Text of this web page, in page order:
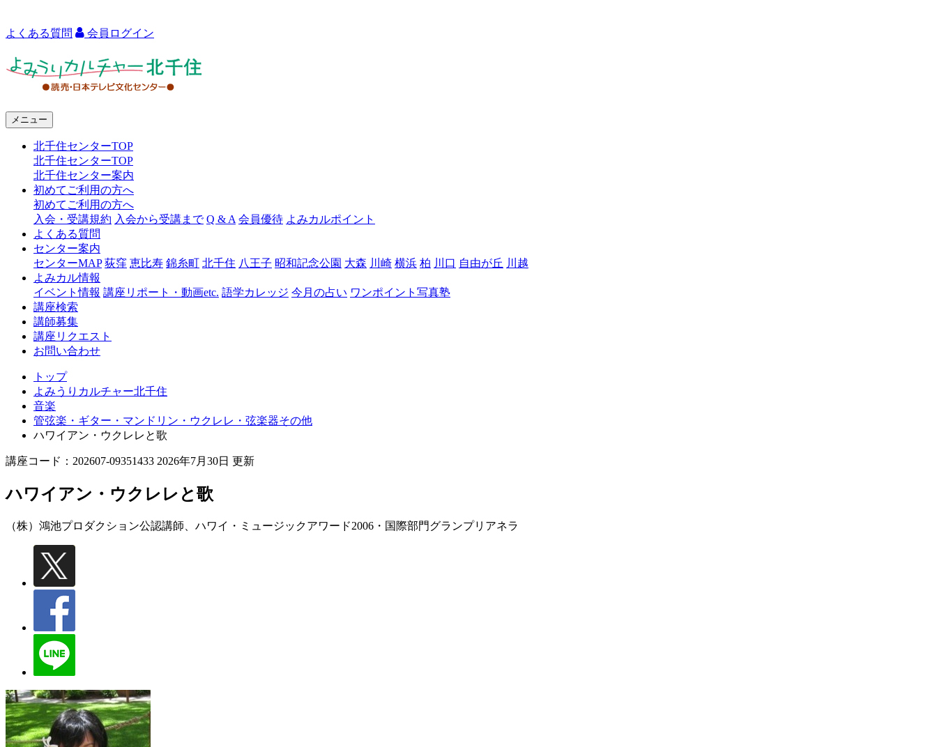
よくある質問 会員ログイン
ャ
北
千
メニュー
北千住センターTOP
北千住センターTOP
北千住センター案内
初めてご利用の方へ
初めてご利用の方へ
入会・受講規約 入会から受講まで Q & A 会員優待 よみカルポイント
よくある質問
センター案内
センターMAP 荻窪 恵比寿 錦糸町 北千住 八王子 昭和記念公園 大森 川崎 横浜 柏 川口 自由が丘 川越
よみカル情報
イベント情報 講座リポート・動画etc. 語学カレッジ 今月の占い ワンポイント写真塾
講座検索
講師募集
講座リクエスト
お問い合わせ
トップ
よみうりカルチャー北千住
音楽
管弦楽・ギター・マンドリン・ウクレレ・弦楽器その他
ハワイアン・ウクレレと歌
講座コード：202607-09351433 2026年7月30日 更新
ハワイアン・ウクレレと歌
（株）鴻池プロダクション公認講師、ハワイ・ミュージックアワード2006・国際部門グランプリ アネラ